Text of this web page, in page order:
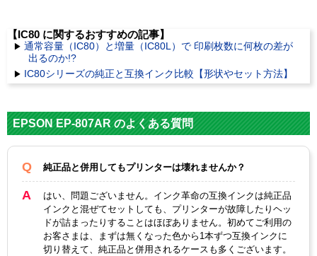
【IC80 に関するおすすめの記事】
通常容量（IC80）と増量（IC80L）で 印刷枚数に何枚の差が
出るのか!?
IC80シリーズの純正と互換インク比較【形状やセット方法】
EPSON EP-807AR のよくある質問
純正品と併用してもプリンターは壊れませんか？
はい、問題ございません。インク革命の互換インクは純正品
インクと混ぜてセットしても、プリンターが故障したりヘッ
ドが詰まったりすることはほぼありません。初めてご利用の
お客さまは、まずは無くなった色から1本ずつ互換インクに
切り替えて、純正品と併用されるケースも多くございます。